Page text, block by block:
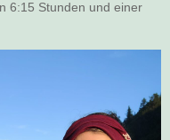
6:15 Stunden und einer